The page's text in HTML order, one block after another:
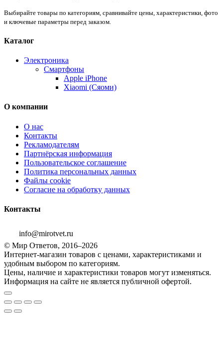
Выбирайте товары по категориям, сравнивайте цены, характеристики, фото
и ключевые параметры перед заказом.
Каталог
Электроника
Смартфоны
Apple iPhone
Xiaomi (Сяоми)
О компании
О нас
Контакты
Рекламодателям
Партнёрская информация
Пользовательское соглашение
Политика персональных данных
Файлы cookie
Согласие на обработку данных
Контакты
info@mirotvet.ru
© Мир Ответов, 2016–2026
Интернет-магазин товаров с ценами, характеристиками и
удобным выбором по категориям.
Цены, наличие и характеристики товаров могут изменяться.
Информация на сайте не является публичной офертой.